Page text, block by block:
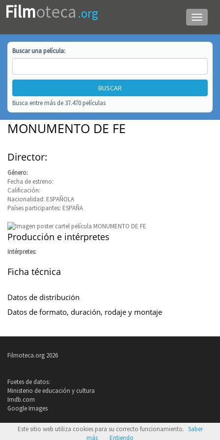
Menú
de
Filmoteca .org
Buscar unapelícula:
Busca entre más de 37.470 películas
MONUMENTO DE FE
Director:
Género:
Fecha de estreno:
Calificación:
Nacionalidad: ESPAÑOLA
Países participantes: ESPAÑA
Producción e intérpretes
Intérpretes:
Ficha técnica
Datos de distribución
Datos de formato, duración, rodaje y montaje
Filmoteca.org 2026
Fuetes de datos:
Ministerio de educación y cultura
Imdb.com
Google Images
Política de privacidad
Este sitio web utiliza cookies para su correcto funcionamiento. Saber
más
Entiendo